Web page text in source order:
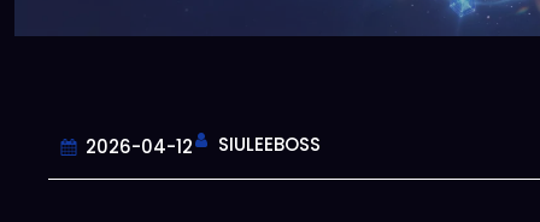
2026-04-12 SIULEEBOSS